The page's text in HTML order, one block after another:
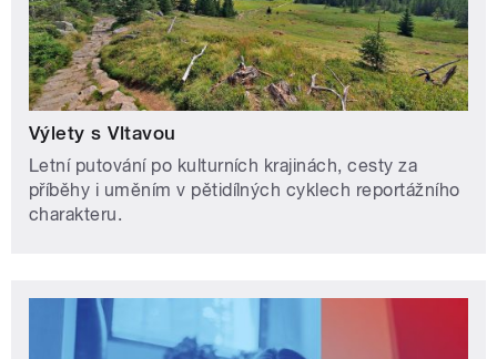
Výlety s Vltavou
Letní putování po kulturních krajinách, cesty za
příběhy i uměním v pětidílných cyklech reportážního
charakteru.